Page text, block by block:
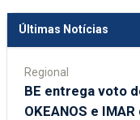
Últimas Notícias
Regional
BE entrega voto
OKEANOS e